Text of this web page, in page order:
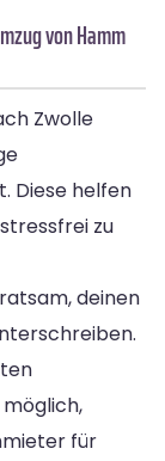
von Hamm
Zwolle
Diese helfen
zu
deinen
für